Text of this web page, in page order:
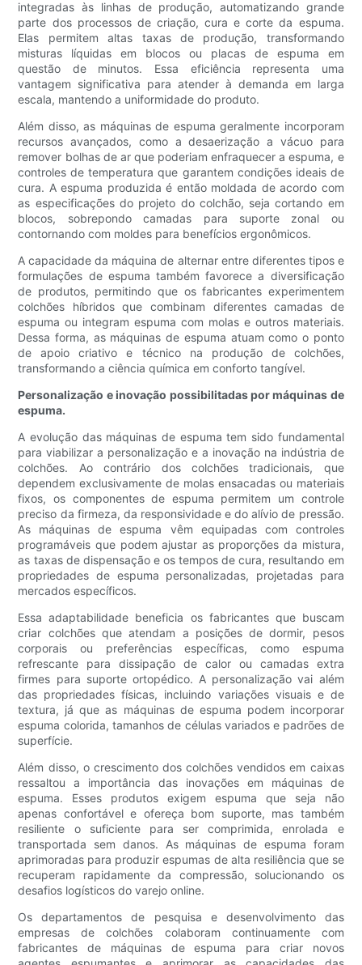
integradas às linhas de produção, automatizando grande
parte dos processos de criação, cura e corte da espuma.
Elas permitem altas taxas de produção, transformando
misturas líquidas em blocos ou placas de espuma em
questão de minutos. Essa eficiência representa uma
vantagem significativa para atender à demanda em larga
escala, mantendo a uniformidade do produto.
Além disso, as máquinas de espuma geralmente incorporam
recursos avançados, como a desaerização a vácuo para
remover bolhas de ar que poderiam enfraquecer a espuma, e
controles de temperatura que garantem condições ideais de
cura. A espuma produzida é então moldada de acordo com
as especificações do projeto do colchão, seja cortando em
blocos, sobrepondo camadas para suporte zonal ou
contornando com moldes para benefícios ergonômicos.
A capacidade da máquina de alternar entre diferentes tipos e
formulações de espuma também favorece a diversificação
de produtos, permitindo que os fabricantes experimentem
colchões híbridos que combinam diferentes camadas de
espuma ou integram espuma com molas e outros materiais.
Dessa forma, as máquinas de espuma atuam como o ponto
de apoio criativo e técnico na produção de colchões,
transformando a ciência química em conforto tangível.
Personalização e inovação possibilitadas por máquinas de
espuma.
A evolução das máquinas de espuma tem sido fundamental
para viabilizar a personalização e a inovação na indústria de
colchões. Ao contrário dos colchões tradicionais, que
dependem exclusivamente de molas ensacadas ou materiais
fixos, os componentes de espuma permitem um controle
preciso da firmeza, da responsividade e do alívio de pressão.
As máquinas de espuma vêm equipadas com controles
programáveis ​​que podem ajustar as proporções da mistura,
as taxas de dispensação e os tempos de cura, resultando em
propriedades de espuma personalizadas, projetadas para
mercados específicos.
Essa adaptabilidade beneficia os fabricantes que buscam
criar colchões que atendam a posições de dormir, pesos
corporais ou preferências específicas, como espuma
refrescante para dissipação de calor ou camadas extra
firmes para suporte ortopédico. A personalização vai além
das propriedades físicas, incluindo variações visuais e de
textura, já que as máquinas de espuma podem incorporar
espuma colorida, tamanhos de células variados e padrões de
superfície.
Além disso, o crescimento dos colchões vendidos em caixas
ressaltou a importância das inovações em máquinas de
espuma. Esses produtos exigem espuma que seja não
apenas confortável e ofereça bom suporte, mas também
resiliente o suficiente para ser comprimida, enrolada e
transportada sem danos. As máquinas de espuma foram
aprimoradas para produzir espumas de alta resiliência que se
recuperam rapidamente da compressão, solucionando os
desafios logísticos do varejo online.
Os departamentos de pesquisa e desenvolvimento das
empresas de colchões colaboram continuamente com
fabricantes de máquinas de espuma para criar novos